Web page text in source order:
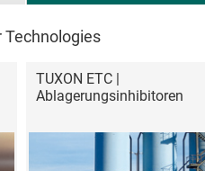
Technologies
TUXON ETC |
Ablagerungsinhibitoren